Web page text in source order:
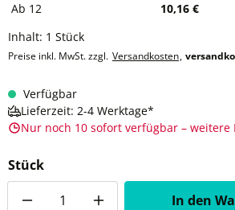
Ab 12 10,16 €
Inhalt: 1 Stück
Preise inkl. MwSt. zzgl. Versandkosten,
Verfügbar
Lieferzeit: 2-4 Werktage*
Nur noch 10 sofort verfügbar –
Stück
In den